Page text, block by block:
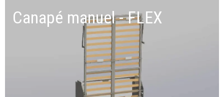
Canapé manuel - FLEX